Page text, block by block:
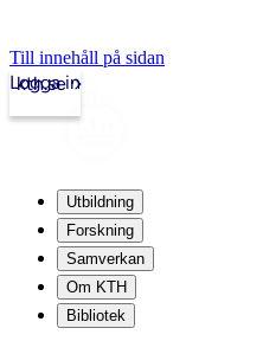
Till innehåll på sidan
kth.se
Logga in
Utbildning
Forskning
Samverkan
Om KTH
Bibliotek